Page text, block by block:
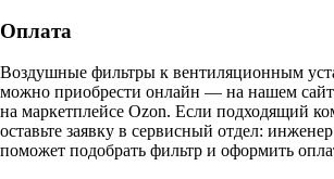
Оплата
Воздушные фильтры к вентиляционным
можно приобрести онлайн — на нашем
на маркетплейсе Ozon. Если подходящий
оставьте заявку в сервисный отдел:
поможет подобрать фильтр и оформить